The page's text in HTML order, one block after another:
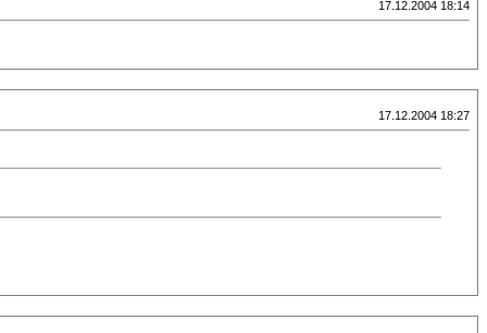
17.12.2004 18:14
17.12.2004 18:27